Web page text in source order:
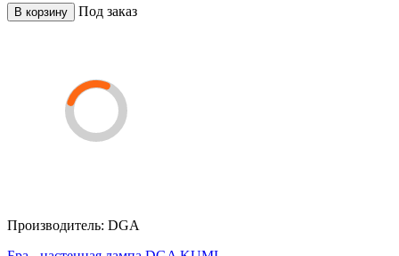
В корзину Под заказ
Производитель: DGA